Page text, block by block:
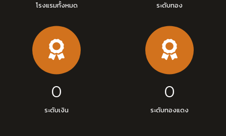
โรงแรมทั้งหมด ระดับทอง
0
ระดับเงิน
0
ระดับทองแดง